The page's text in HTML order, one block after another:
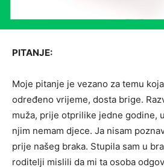
PITANJE:
Moje pitanje je vezano za temu
određeno vrijeme, dosta brige.
muža, prije otprilike jedne godine,
njim nemam djece. Ja nisam
prije našeg braka. Stupila sam u
roditelji mislili da mi ta osoba